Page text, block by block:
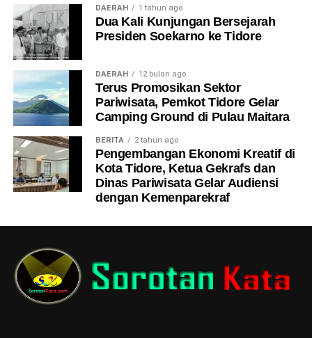
DAERAH 1 tahun ago
Dua Kali Kunjungan Bersejarah
Presiden Soekarno ke Tidore
DAERAH 12 bulan ago
Terus Promosikan Sektor
Pariwisata, Pemkot Tidore Gelar
Camping Ground di Pulau Maitara
BERITA 2 tahun ago
Pengembangan Ekonomi Kreatif di
Kota Tidore, Ketua Gekrafs dan
Dinas Pariwisata Gelar Audiensi
dengan Kemenparekraf